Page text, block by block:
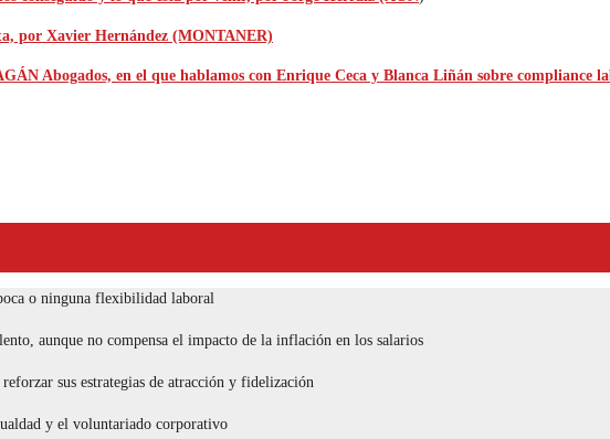
por Xavier Hernández (MONTANER)
Abogados, en el que hablamos con Enrique Ceca y Blanca Liñán sobre compliance
o ninguna flexibilidad laboral
aunque no compensa el impacto de la inflación en los salarios
sus estrategias de atracción y fidelización
y el voluntariado corporativo